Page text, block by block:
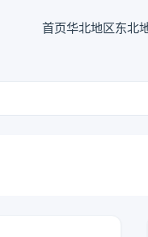
首页华北地区东北